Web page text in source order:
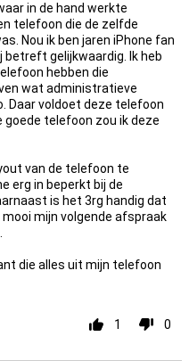
in de hand werkte
telefoon die de zelfde
Nou ik ben jaren iPhone fan
gelijkwaardig. Ik heb
hebben die
wat administratieve
Daar voldoet deze telefoon
goede telefoon zou ik deze
van de telefoon te
erg in beperkt bij de
is het 3rg handig dat
mooi mijn volgende afspraak
die alles uit mijn telefoon
1 0